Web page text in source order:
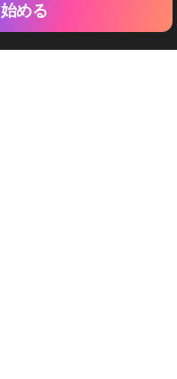
始める